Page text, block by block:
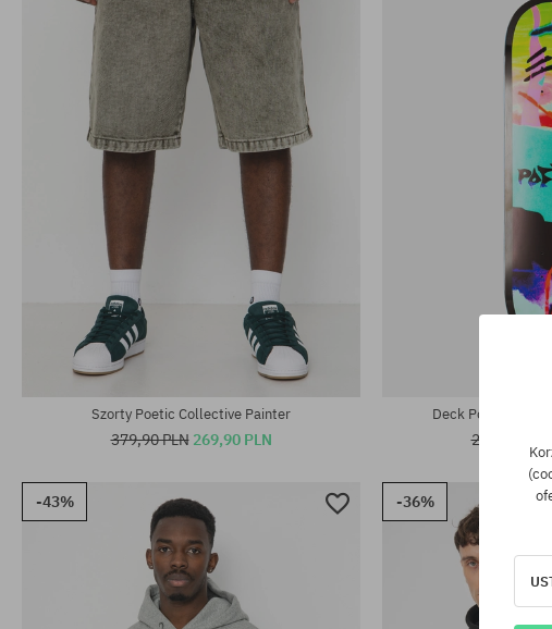
rozmiar uniwersalny
Szorty Poetic Collective Painter
379,90 PLN 269,90 PLN
Deck Poetic
299,90 PLN
-43% -36%